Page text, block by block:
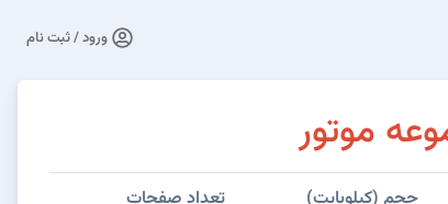
ورود / ثبت نام
موتور